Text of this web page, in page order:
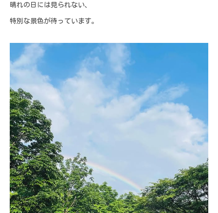
晴れの日には見られない、
特別な景色が待っています。